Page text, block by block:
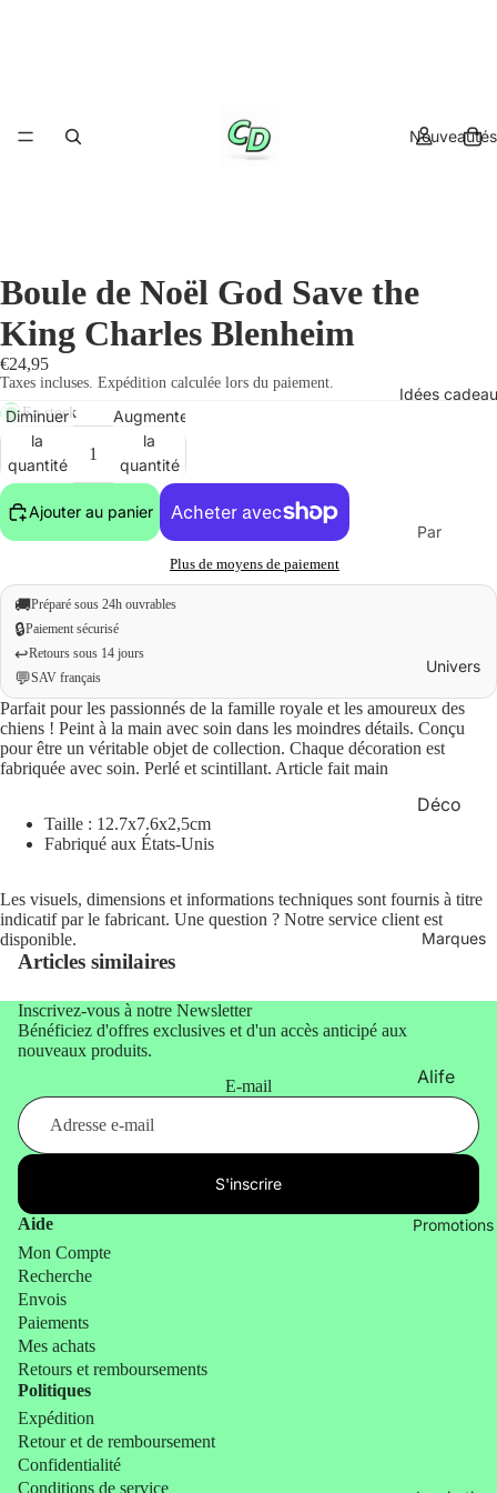
Nouveautés
Idées
Par
Moins
0 € – 50
Plus de
50 €
Par
x
originau
x
x
humour
Cadeau
Univers
Déco
Bien-
être
&
Animaux
Marques
Alife
Design
Atelier
Promotions
Boule de Noël God Save the
King Charles Blenheim
€24,95
Taxes incluses. Expédition calculée lors du paiement.
En stock
Diminuer
la
quantité
Augmenter
la
quantité
Ajouter au panier
Plus de moyens de paiement
🚚Préparé sous 24h ouvrables
🔒Paiement sécurisé
↩️Retours sous 14 jours
💬SAV français
Parfait pour les passionnés de la famille royale et les amoureux des
chiens ! Peint à la main avec soin dans les moindres détails. Conçu
pour être un véritable objet de collection. Chaque décoration est
fabriquée avec soin. Perlé et scintillant. Article fait main
Taille : 12.7x7.6x2,5cm
Fabriqué aux États-Unis
Les visuels, dimensions et informations techniques sont fournis à titre
indicatif par le fabricant. Une question ? Notre service client est
disponible.
Articles similaires
Inscrivez-vous à notre Newsletter
Bénéficiez d'offres exclusives et d'un accès anticipé aux
nouveaux produits.
E-mail
S'inscrire
Aide
Mon Compte
Recherche
Envois
Paiements
Mes achats
Retours et remboursements
Politiques
Expédition
Retour et de remboursement
Confidentialité
Conditions de service